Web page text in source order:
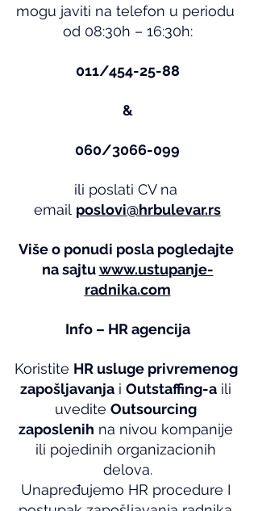
mogu javiti na telefon u periodu
od 08:30h – 16:30h:
011/454-25-88
&
060/3066-099
ili poslati CV na
email poslovi@hrbulevar.rs
Više o ponudi posla pogledajte
na sajtu www.ustupanje-
radnika.com
Info – HR agencija
Koristite HR usluge privremenog
zapošljavanja i Outstaffing-a ili
uvedite Outsourcing
zaposlenih na nivou kompanije
ili pojedinih organizacionih
delova.
Unapređujemo HR procedure I